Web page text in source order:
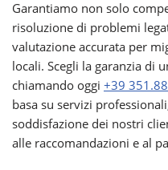
Garantiamo non solo
risoluzione di problemi
valutazione accurata per
locali. Scegli la garanzia di
chiamando oggi +39
basa su servizi
soddisfazione dei nostri
alle raccomandazioni e al